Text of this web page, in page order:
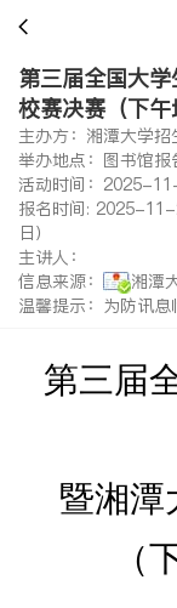
第三届全国大
校赛决赛（下午
主办方：湘潭大学
举办地点：图书馆报
活动时间：2025-
报名时间: 2025-
日）
主讲人：
信息来源：
湘潭
温馨提示：为防讯息
第三届
暨湘潭
（